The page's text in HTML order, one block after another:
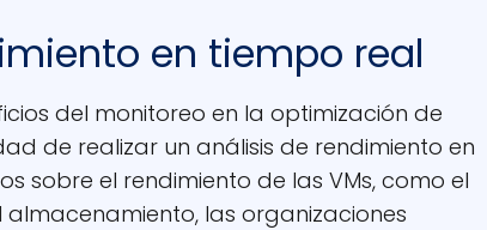
en tiempo real
del monitoreo en la optimización de
de realizar un análisis de rendimiento en
sobre el rendimiento de las VMs, como el
almacenamiento, las organizaciones